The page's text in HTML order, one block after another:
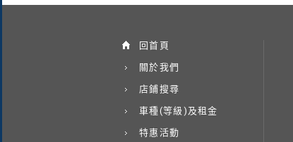
回首頁
關於我們
店鋪搜尋
車種(等級)及租金
特惠活動